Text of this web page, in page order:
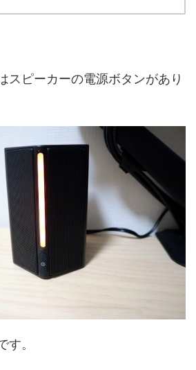
スピーカーの電源ボタンがあり
す。